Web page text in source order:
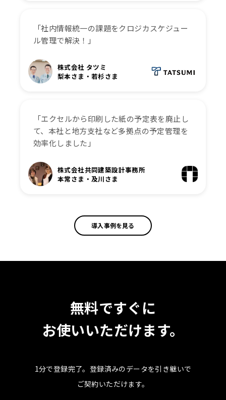
「社内情報統一の課題をクロジカスケジュー
ル管理で解決！」
株式会社 タツミ
梨本さま・若杉さま
「エクセルから印刷した紙の予定表を廃止し
て、本社と地方支社など多拠点の予定管理を
効率化しました」
株式会社共同建築設計事務所
本常さま・及川さま
導入事例を見る
無料ですぐに
お使いいただけます。
1分で登録完了。 登録済みのデータを引き継いで
ご契約いただけます。